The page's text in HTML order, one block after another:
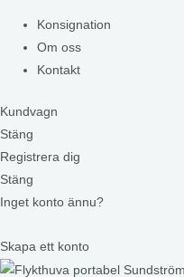
Konsignation
Om oss
Kontakt
Kundvagn
Stäng
Registrera dig
Stäng
Inget konto ännu?
Skapa ett konto